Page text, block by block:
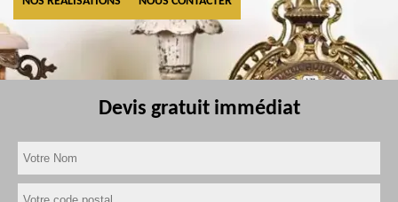
Devis gratuit immédiat